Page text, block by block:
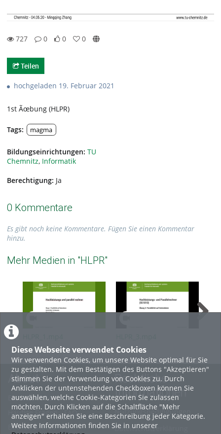
Diese Webseite verwendet Cookies
Wir verwenden Cookies, um unsere Website optimal für Sie
zu gestalten. Mit dem Bestätigen des Buttons "Akzeptieren"
stimmen Sie der Verwendung von Cookies zu. Durch
Anklicken der untenstehenden Checkboxen können Sie
auswählen, welche Cookie-Kategorien Sie zulassen
möchten. Durch Klicken auf die Schaltfläche "Mehr
anzeigen" erhalten Sie eine Beschreibung jeder Kategorie.
Weitere Informationen finden Sie in unserer
727
0
0
0
Teilen
hochgeladen 19. Februar 2021
1st Ãœbung (HLPR)
Tags: magma
Bildungseinrichtungen: TU
Chemnitz, Informatik
Berechtigung: Ja
0 Kommentare
Es gibt noch keine Kommentare. Fügen Sie einen Kommentar
hinzu.
Mehr Medien in "HLPR"
About
Erste Schritte
Häufige Fragen - FAQ
Betriebsstatus
Rechtliche
Informationen
Nutzungsbedingungen
Datenschutzerklärung